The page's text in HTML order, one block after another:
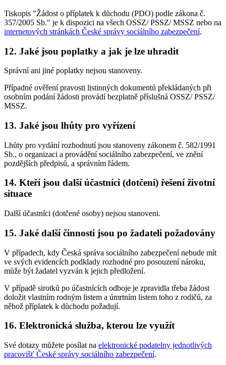
Tiskopis "Žádost o příplatek k důchodu (PDO) podle zákona č.
357/2005 Sb." je k dispozici na všech OSSZ/ PSSZ/ MSSZ nebo na
internetových stránkách České správy sociálního zabezpečení.
12. Jaké jsou poplatky a jak je lze uhradit
Správní ani jiné poplatky nejsou stanoveny.
Případné ověření pravosti listinných dokumentů překládaných při
osobním podání žádosti provádí bezplatně příslušná OSSZ/ PSSZ/
MSSZ.
13. Jaké jsou lhůty pro vyřízení
Lhůty pro vydání rozhodnutí jsou stanoveny zákonem č. 582/1991
Sb., o organizaci a provádění sociálního zabezpečení, ve znění
pozdějších předpisů, a správním řádem.
14. Kteří jsou další účastníci (dotčení) řešení životní
situace
Další účastníci (dotčené osoby) nejsou stanoveni.
15. Jaké další činnosti jsou po žadateli požadovány
V případech, kdy Česká správa sociálního zabezpečení nebude mít
ve svých evidencích podklady rozhodné pro posouzení nároku,
může být žadatel vyzván k jejich předložení.
V případě sirotků po účastnících odboje je zpravidla třeba žádost
doložit vlastním rodným listem a úmrtním listem toho z rodičů, za
něhož příplatek k důchodu požadují.
16. Elektronická služba, kterou lze využít
Své dotazy můžete posílat na elektronické podatelny jednotlivých
pracovišť České správy sociálního zabezpečení.